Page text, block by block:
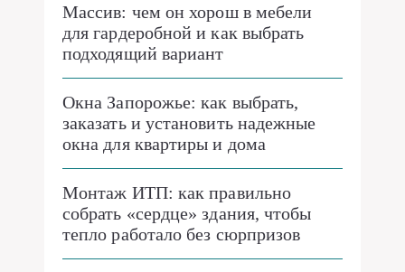
Массив: чем он хорош в мебели
для гардеробной и как выбрать
подходящий вариант
Окна Запорожье: как выбрать,
заказать и установить надежные
окна для квартиры и дома
Монтаж ИТП: как правильно
собрать «сердце» здания, чтобы
тепло работало без сюрпризов